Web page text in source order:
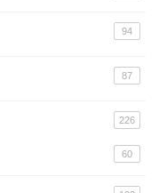
94
87
226
60